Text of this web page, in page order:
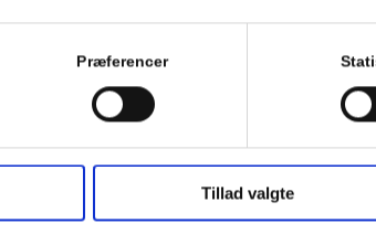
Præferencer
Tillad valgte
en
vagt, der får
vi gerne med